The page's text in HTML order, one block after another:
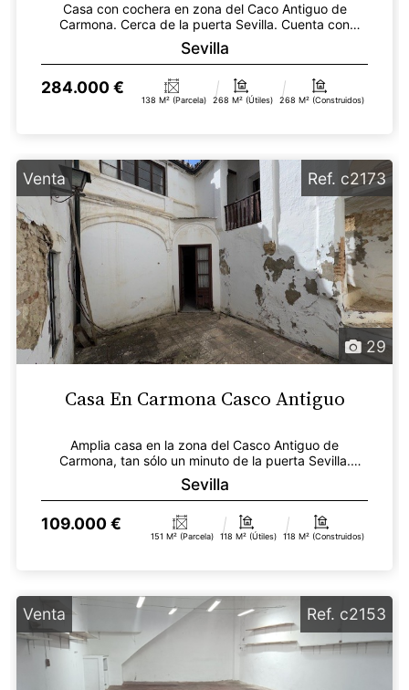
Casa con cochera en zona del Caco Antiguo de
Carmona. Cerca de la puerta Sevilla. Cuenta con
138m2 de sup...
Sevilla
284.000 €
138 M² (parcela) 268 M² (útiles) 268 M² (construidos)
Venta
29
Ref. c2173
Casa En Carmona Casco Antiguo
Amplia casa en la zona del Casco Antiguo de
Carmona, tan sólo un minuto de la puerta Sevilla.
Cuenta con...
Sevilla
109.000 €
151 M² (parcela) 118 M² (útiles) 118 M² (construidos)
Venta Ref. c2153